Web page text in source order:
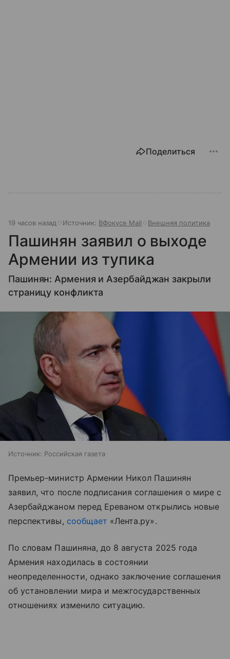
Поделиться
19 часов назад Источник: ВФокусе Mail Внешняя политика
Пашинян заявил о выходе
Армении из тупика
Пашинян: Армения и Азербайджан закрыли
страницу конфликта
Источник: Российская газета
Премьер-министр Армении Никол Пашинян
заявил, что после подписания соглашения о мире с
Азербайджаном перед Ереваном открылись новые
перспективы, сообщает «Лента.ру».
По словам Пашиняна, до 8 августа 2025 года
Армения находилась в состоянии
неопределенности, однако заключение соглашения
об установлении мира и межгосударственных
отношениях изменило ситуацию.